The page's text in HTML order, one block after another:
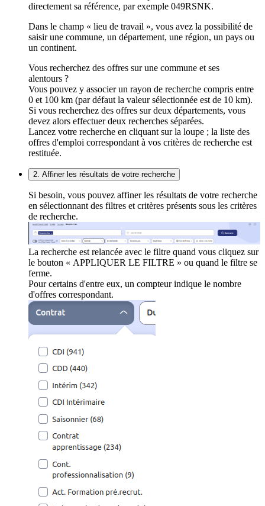
directement sa référence, par exemple 049RSNK.
Dans le champ « lieu de travail », vous avez la possibilité de
saisir une commune, un département, une région, un pays ou
un continent.
Vous recherchez des offres sur une commune et ses
alentours ?
Vous pouvez y associer un rayon de recherche compris entre
0 et 100 km (par défaut la valeur sélectionnée est de 10 km).
Si vous recherchez des offres sur deux départements, vous
devez alors effectuer deux recherches séparées.
Lancez votre recherche en cliquant sur la loupe ; la liste des
offres d'emploi correspondant à vos critères de recherche est
restituée.
2. Affiner les résultats de votre recherche
Si besoin, vous pouvez affiner les résultats de votre recherche
en sélectionnant des filtres et critères présents sous les critères
de recherche.
La recherche est relancée avec le filtre quand vous cliquez sur
le bouton « APPLIQUER LE FILTRE » ou quand le filtre se
ferme.
Pour certains d'entre eux, un compteur indique le nombre
d'offres correspondant.